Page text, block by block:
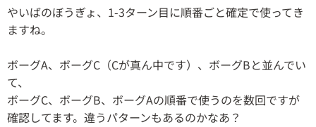
やいばのぼうぎょ、1-3ターン目に順番ごと確定で使ってき
ますね。
ボーグA、ボーグC（Cが真ん中です）、ボーグBと並んでい
て、
ボーグC、ボーグB、ボーグAの順番で使うのを数回ですが
確認してます。違うパターンもあるのかなあ？